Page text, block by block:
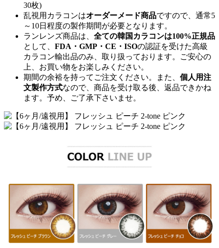
30枚)
乱視用カラコンはオーダーメード商品ですので、 通常5
～10日程度の製作期間が必要となります。
ランレンズ商品は、 全ての韓国カラコンは100%正規品
として、 FDA・GMP・CE・ISOの認証を受けた高級
カラコン輸出品のみ、取り扱っております。ご安心の
上、お買い物をお楽しみください。
期間の余裕を持ってご注文ください。また、 個人用注
文製作方式なので、商品を受け取る後、返品できかね
ます。予め、ご了承下さいませ。